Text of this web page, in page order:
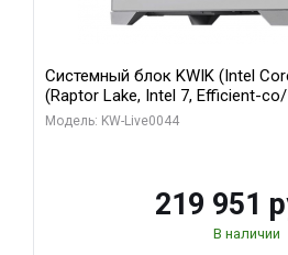
Системный блок KWIK (Intel
(Raptor Lake, Intel 7, Efficient-
модуля)/ Gigabyte RTX5070Ti
Модель: KW-Live0044
219 951
В наличии